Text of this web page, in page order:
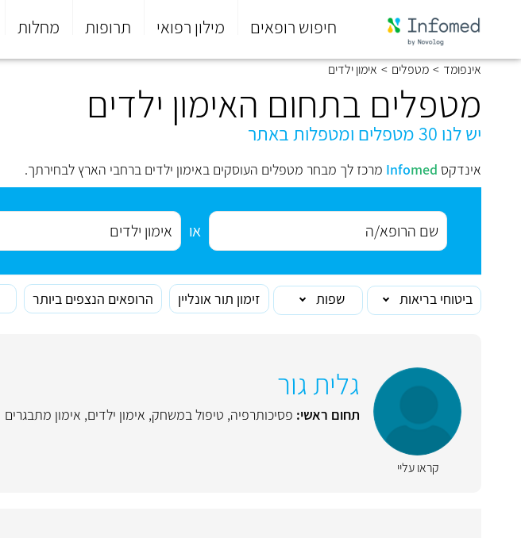
חיפוש רופאים מילון רפואי תרופות מחלות
סוף
התפריט
אינפומד > מטפלים > אימון ילדים
מטפלים בתחום האימון ילדים
יש לנו 30 מטפלים ומטפלות באתר
אינדקס Infomed מרכז לך מבחר מטפלים העוסקים באימון ילדים ברחבי הארץ לבחירתך.
או
ביטוחי בריאות שפות זימון תור אונליין הרופאים הנצפים ביותר
קראו עליי
גלית גור
תחום ראשי: פסיכותרפיה, טיפול במשחק, אימון ילדים, אימון מתבגרים